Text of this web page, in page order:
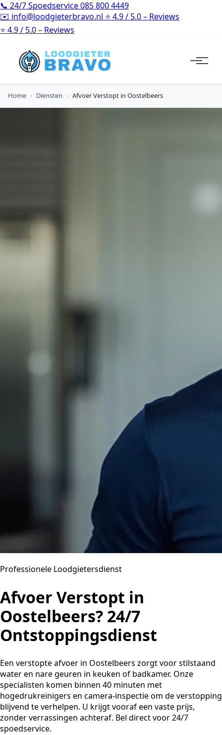
📞 24/7 Spoedservice085 800 4449
✉️ info@loodgieterbravo.nl ⭐ 4.9 / 5.0 – Reviews
⭐ 4.9 / 5.0 – Reviews
Home › Diensten › Afvoer Verstopt in Oostelbeers
Professionele Loodgietersdienst
Afvoer Verstopt in
Oostelbeers? 24/7
Ontstoppingsdienst
Een verstopte afvoer in Oostelbeers zorgt voor stilstaand
water en nare geuren in keuken of badkamer. Onze
specialisten komen binnen 40 minuten met
hogedrukreinigers en camera-inspectie om de verstopping
blijvend te verhelpen. U krijgt vooraf een vaste prijs,
zonder verrassingen achteraf. Bel direct voor 24/7
spoedservice.